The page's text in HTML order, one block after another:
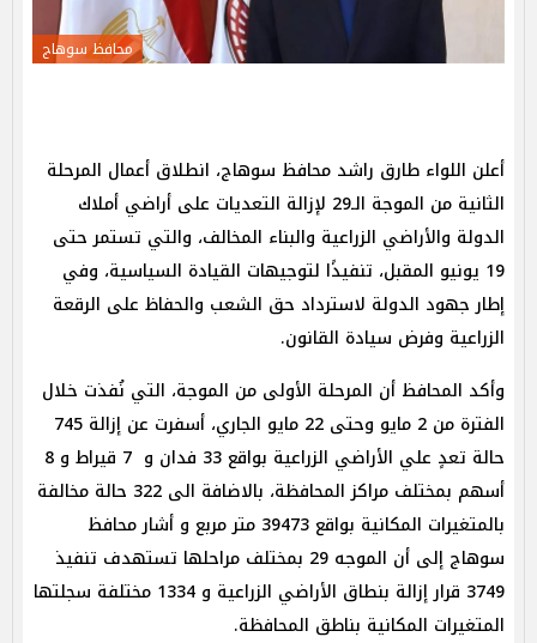
محافظ سوهاج
أعلن اللواء طارق راشد محافظ سوهاج، انطلاق أعمال المرحلة
الثانية من الموجة الـ29 لإزالة التعديات على أراضي أملاك
الدولة والأراضي الزراعية والبناء المخالف، والتي تستمر حتى
19 يونيو المقبل، تنفيذًا لتوجيهات القيادة السياسية، وفي
إطار جهود الدولة لاسترداد حق الشعب والحفاظ على الرقعة
الزراعية وفرض سيادة القانون.
وأكد المحافظ أن المرحلة الأولى من الموجة، التي نُفذت خلال
الفترة من 2 مايو وحتى 22 مايو الجاري، أسفرت عن إزالة 745
حالة تعدٍ علي الأراضي الزراعية بواقع 33 فدان و 7 قيراط و 8
أسهم بمختلف مراكز المحافظة، بالاضافة الى 322 حالة مخالفة
بالمتغيرات المكانية بواقع 39473 متر مربع و أشار محافظ
سوهاج إلى أن الموجه 29 بمختلف مراحلها تستهدف تنفيذ
3749 قرار إزالة بنطاق الأراضي الزراعية و 1334 مختلفة سجلتها
المتغيرات المكانية بناطق المحافظة.